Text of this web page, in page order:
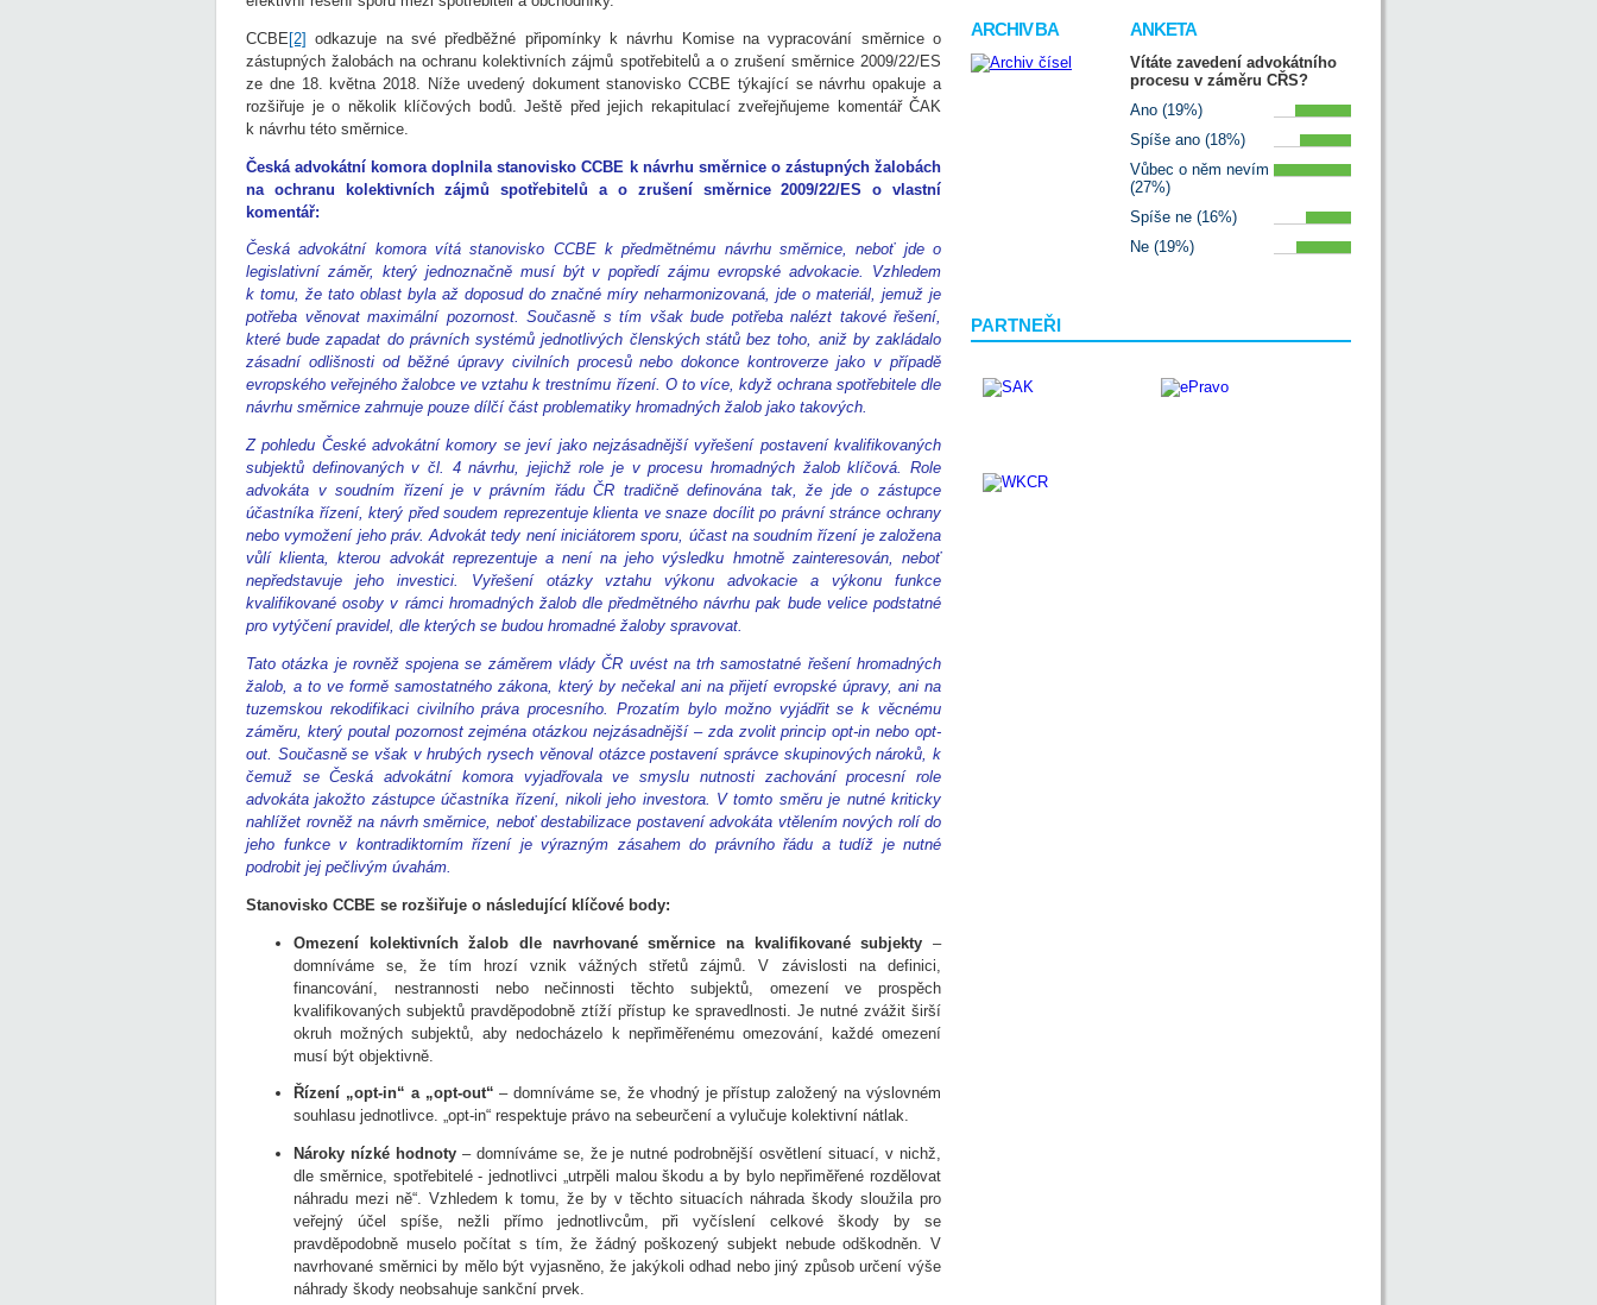
ARCHIV BA ANKETA
Vítáte zavedení advokátního
procesu v záměru CŘS?
Ano (19%)
Spíše ano (18%)
Vůbec o něm nevím
(27%)
Spíše ne (16%)
Ne (19%)
PARTNEŘI
CCBE [2] odkazuje na své předběžné připomínky k návrhu Komise na vypracování směrnice o
zástupných žalobách na ochranu kolektivních zájmů spotřebitelů a o zrušení směrnice 2009/22/ES
ze dne 18. května 2018. Níže uvedený dokument stanovisko CCBE týkající se návrhu opakuje a
rozšiřuje je o několik klíčových bodů. Ještě před jejich rekapitulací zveřejňujeme komentář ČAK
k návrhu této směrnice.
Česká advokátní komora doplnila stanovisko CCBE k návrhu směrnice o zástupných žalobách
na ochranu kolektivních zájmů spotřebitelů a o zrušení směrnice 2009/22/ES o vlastní
komentář:
Česká advokátní komora vítá stanovisko CCBE k předmětnému návrhu směrnice, neboť jde o
legislativní záměr, který jednoznačně musí být v popředí zájmu evropské advokacie. Vzhledem
k tomu, že tato oblast byla až doposud do značné míry neharmonizovaná, jde o materiál, jemuž je
potřeba věnovat maximální pozornost. Současně s tím však bude potřeba nalézt takové řešení,
které bude zapadat do právních systémů jednotlivých členských států bez toho, aniž by zakládalo
zásadní odlišnosti od běžné úpravy civilních procesů nebo dokonce kontroverze jako v případě
evropského veřejného žalobce ve vztahu k trestnímu řízení. O to více, když ochrana spotřebitele dle
návrhu směrnice zahrnuje pouze dílčí část problematiky hromadných žalob jako takových.
Z pohledu České advokátní komory se jeví jako nejzásadnější vyřešení postavení kvalifikovaných
subjektů definovaných v čl. 4 návrhu, jejichž role je v procesu hromadných žalob klíčová. Role
advokáta v soudním řízení je v právním řádu ČR tradičně definována tak, že jde o zástupce
účastníka řízení, který před soudem reprezentuje klienta ve snaze docílit po právní stránce ochrany
nebo vymožení jeho práv. Advokát tedy není iniciátorem sporu, účast na soudním řízení je založena
vůlí klienta, kterou advokát reprezentuje a není na jeho výsledku hmotně zainteresován, neboť
nepředstavuje jeho investici. Vyřešení otázky vztahu výkonu advokacie a výkonu funkce
kvalifikované osoby v rámci hromadných žalob dle předmětného návrhu pak bude velice podstatné
pro vytýčení pravidel, dle kterých se budou hromadné žaloby spravovat.
Tato otázka je rovněž spojena se záměrem vlády ČR uvést na trh samostatné řešení hromadných
žalob, a to ve formě samostatného zákona, který by nečekal ani na přijetí evropské úpravy, ani na
tuzemskou rekodifikaci civilního práva procesního. Prozatím bylo možno vyjádřit se k věcnému
záměru, který poutal pozornost zejména otázkou nejzásadnější – zda zvolit princip opt-in nebo opt-
out. Současně se však v hrubých rysech věnoval otázce postavení správce skupinových nároků, k
čemuž se Česká advokátní komora vyjadřovala ve smyslu nutnosti zachování procesní role
advokáta jakožto zástupce účastníka řízení, nikoli jeho investora. V tomto směru je nutné kriticky
nahlížet rovněž na návrh směrnice, neboť destabilizace postavení advokáta vtělením nových rolí do
jeho funkce v kontradiktorním řízení je výrazným zásahem do právního řádu a tudíž je nutné
podrobit jej pečlivým úvahám.
Stanovisko CCBE se rozšiřuje o následující klíčové body:
Omezení kolektivních žalob dle navrhované směrnice na kvalifikované subjekty –
domníváme se, že tím hrozí vznik vážných střetů zájmů. V závislosti na definici,
financování, nestrannosti nebo nečinnosti těchto subjektů, omezení ve prospěch
kvalifikovaných subjektů pravděpodobně ztíží přístup ke spravedlnosti. Je nutné zvážit širší
okruh možných subjektů, aby nedocházelo k nepřiměřenému omezování, každé omezení
musí být objektivně.
Řízení „opt-in“ a „opt-out“– domníváme se, že vhodný je přístup založený na výslovném
souhlasu jednotlivce. „opt-in“ respektuje právo na sebeurčení a vylučuje kolektivní nátlak.
Nároky nízké hodnoty– domníváme se, že je nutné podrobnější osvětlení situací, v nichž,
dle směrnice, spotřebitelé - jednotlivci „utrpěli malou škodu a by bylo nepřiměřené rozdělovat
náhradu mezi ně“. Vzhledem k tomu, že by v těchto situacích náhrada škody sloužila pro
veřejný účel spíše, nežli přímo jednotlivcům, při vyčíslení celkové škody by se
pravděpodobně muselo počítat s tím, že žádný poškozený subjekt nebude odškodněn. V
navrhované směrnici by mělo být vyjasněno, že jakýkoli odhad nebo jiný způsob určení výše
náhrady škody neobsahuje sankční prvek.